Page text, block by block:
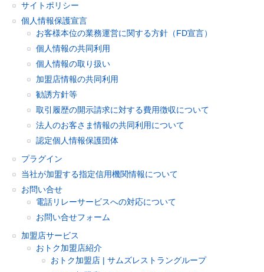
サイトポリシー
個人情報保護宣言
お客様本位の業務運営に関する方針（FD宣言）
個人情報の共同利用
個人情報の取り扱い
加盟店情報の共同利用
勧誘方針等
取引履歴の開示請求に対する費用徴収について
法人のお客さま情報の共同利用について
認定個人情報保護団体
プラグイン
当社が加盟する指定信用機関情報について
お問い合せ
電話リレーサービスへの対応について
お問い合せフォーム
加盟店サービス
おトク加盟店紹介
おトク加盟店 | サムズレストラングループ